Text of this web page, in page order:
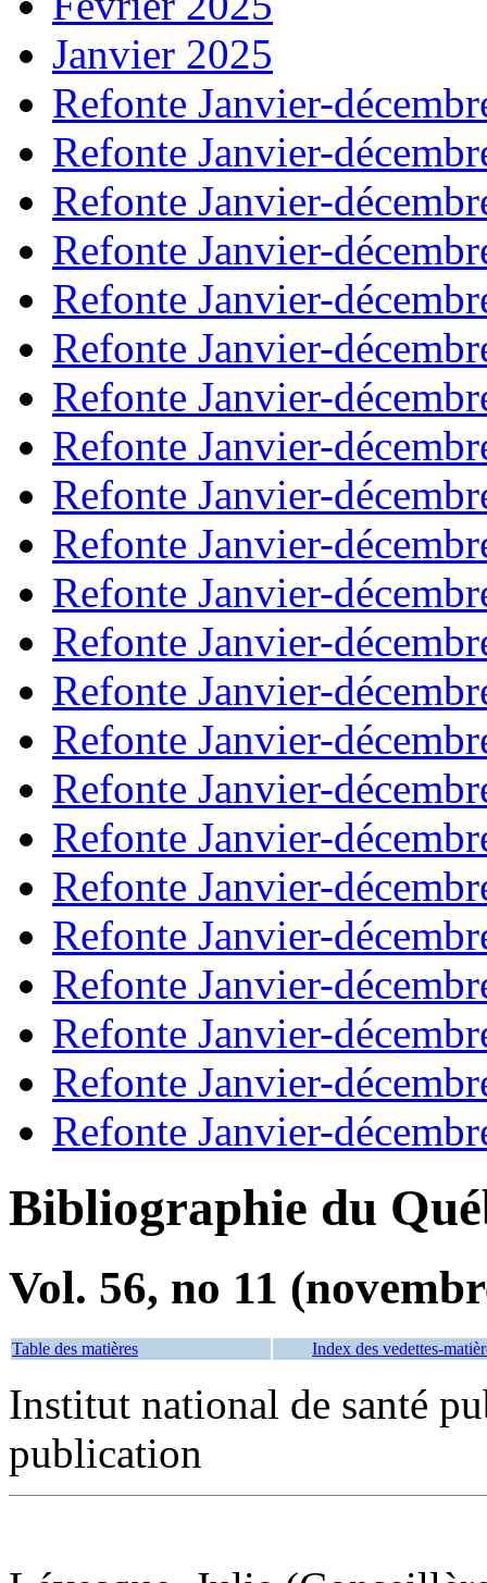
Janvier 2025
Refonte Janvier-
Refonte Janvier-
Refonte Janvier-
Refonte Janvier-
Refonte Janvier-
Refonte Janvier-
Refonte Janvier-
Refonte Janvier-
Refonte Janvier-
Refonte Janvier-
Refonte Janvier-
Refonte Janvier-
Refonte Janvier-
Refonte Janvier-
Refonte Janvier-
Refonte Janvier-
Refonte Janvier-
Refonte Janvier-
Refonte Janvier-
Refonte Janvier-
Refonte Janvier-
Refonte Janvier-
Bibliographie du
Vol. 56, no 11
Table des matières Index des vedettes-
Institut national de santé
publication